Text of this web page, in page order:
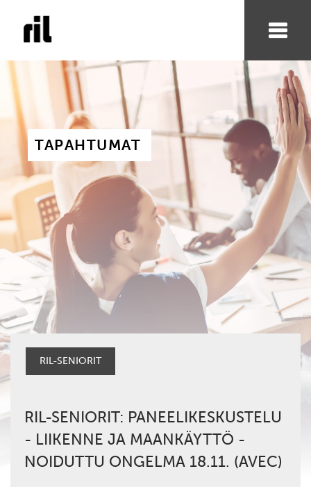
TAPAHTUMAT
RIL-SENIORIT
RIL-SENIORIT: PANEELIKESKUSTELU
- LIIKENNE JA MAANKÄYTTÖ -
NOIDUTTU ONGELMA 18.11. (AVEC)